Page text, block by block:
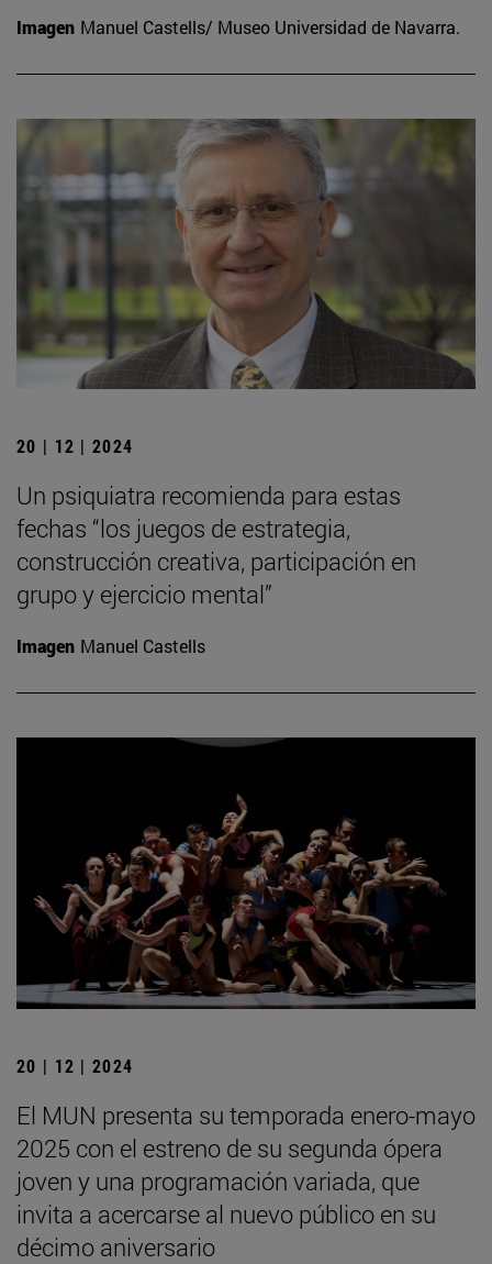
Imagen Manuel Castells/ Museo Universidad de Navarra.
20 | 12 | 2024
Un psiquiatra recomienda para estas
fechas “los juegos de estrategia,
construcción creativa, participación en
grupo y ejercicio mental”
Imagen Manuel Castells
20 | 12 | 2024
El MUN presenta su temporada enero-mayo
2025 con el estreno de su segunda ópera
joven y una programación variada, que
invita a acercarse al nuevo público en su
décimo aniversario